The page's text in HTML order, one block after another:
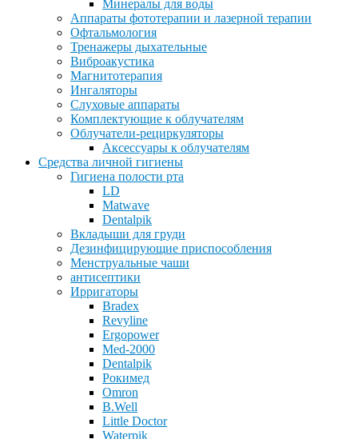
Минералы для воды
Аппараты фототерапии и лазерной терапии
Офтальмология
Тренажеры дыхательные
Виброакустика
Магнитотерапия
Ингаляторы
Слуховые аппараты
Комплектующие к облучателям
Облучатели-рециркуляторы
Аксессуары к облучателям
Средства личной гигиены
Гигиена полости рта
LD
Matwave
Dentalpik
Вкладыши для груди
Дезинфицирующие приспособления
Менструальные чаши
антисептики
Ирригаторы
Bradex
Revyline
Ergopower
Med-2000
Dentalpik
Рокимед
Omron
B.Well
Little Doctor
Waterpik